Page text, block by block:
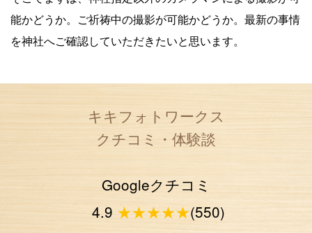
能かどうか。 ご祈祷中の撮影が可能かどうか。 最新の事情
を神社へご確認していただきたいと思います。
キキフォトワークス
クチコミ・体験談
Googleクチコミ
4.9 ★★★★★(550)